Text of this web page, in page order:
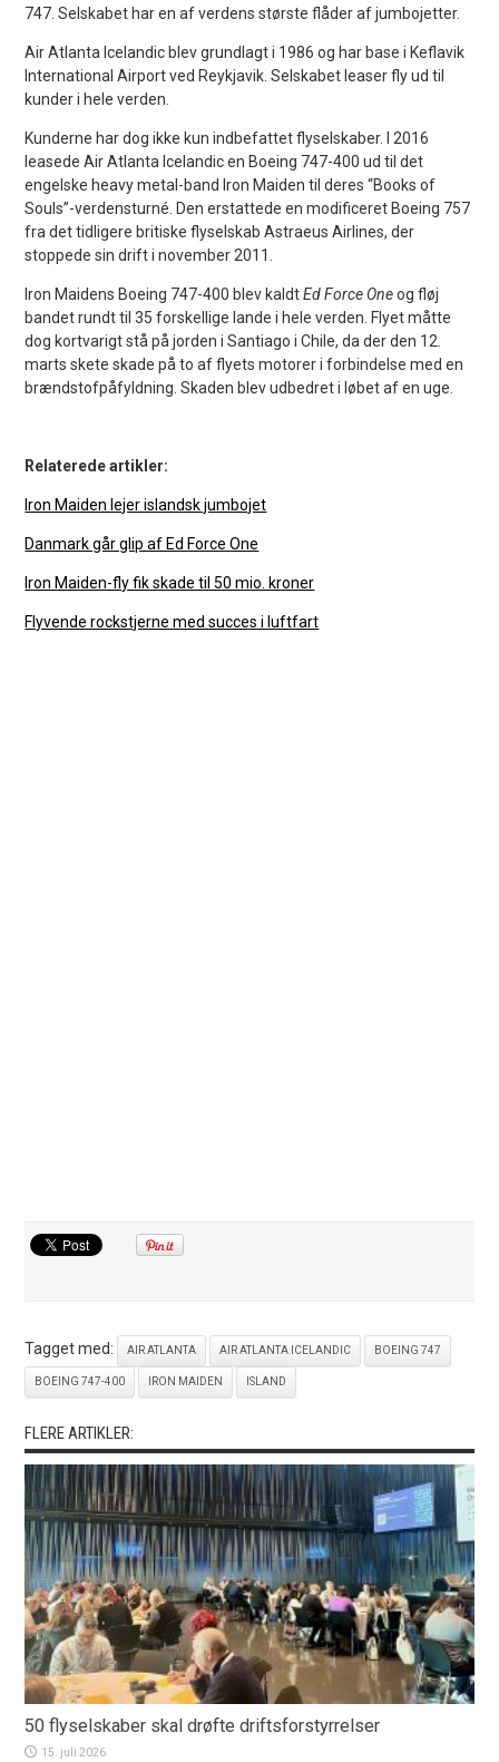
747. Selskabet har en af verdens største flåder af jumbojetter.
Air Atlanta Icelandic blev grundlagt i 1986 og har base i Keflavik
International Airport ved Reykjavik. Selskabet leaser fly ud til
kunder i hele verden.
Kunderne har dog ikke kun indbefattet flyselskaber. I 2016
leasede Air Atlanta Icelandic en Boeing 747-400 ud til det
engelske heavy metal-band Iron Maiden til deres “Books of
Souls”-verdensturné. Den erstattede en modificeret Boeing 757
fra det tidligere britiske flyselskab Astraeus Airlines, der
stoppede sin drift i november 2011.
Iron Maidens Boeing 747-400 blev kaldtEd Force Oneog fløj
bandet rundt til 35 forskellige lande i hele verden. Flyet måtte
dog kortvarigt stå på jorden i Santiago i Chile, da der den 12.
marts skete skade på to af flyets motorer i forbindelse med en
brændstofpåfyldning. Skaden blev udbedret i løbet af en uge.
Relaterede artikler:
Iron Maiden lejer islandsk jumbojet
Danmark går glip af Ed Force One
Iron Maiden-fly fik skade til 50 mio. kroner
Flyvende rockstjerne med succes i luftfart
Tagget med: AIR ATLANTA AIR ATLANTA ICELANDIC BOEING 747
BOEING 747-400 IRON MAIDEN ISLAND
FLERE ARTIKLER:
50 flyselskaber skal drøfte driftsforstyrrelser
15. juli 2026